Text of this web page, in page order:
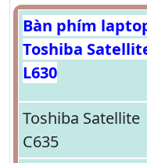
Bàn phím
Toshiba
L630
Toshiba Satellite
C635